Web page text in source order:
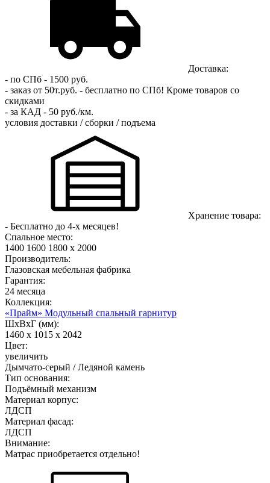
Доставка:
- по СПб - 1500 руб.
- заказ от 50т.руб. - бесплатно по СПб! Кроме товаров со
скидками
- за КАД - 50 руб./км.
условия доставки / сборки / подъема
Хранение товара:
- Бесплатно до 4-х месяцев!
Спальное место:
1400 1600 1800 x 2000
Производитель:
Глазовская мебельная фабрика
Гарантия:
24 месяца
Коллекция:
«Прайм» Модульный спальный гарнитур
ШхВхГ (мм):
1460 х 1015 х 2042
Цвет:
увеличить
Дымчато-серый / Ледяной камень
Тип основания:
Подъёмный механизм
Материал корпус:
ЛДСП
Материал фасад:
ЛДСП
Внимание:
Матрас приобретается отдельно!